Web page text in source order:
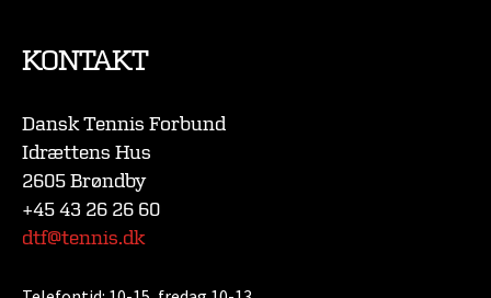
KONTAKT
Dansk Tennis Forbund
Idrættens Hus
2605 Brøndby
+45 43 26 26 60
dtf@tennis.dk